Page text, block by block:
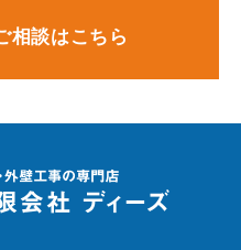
相談はこちら